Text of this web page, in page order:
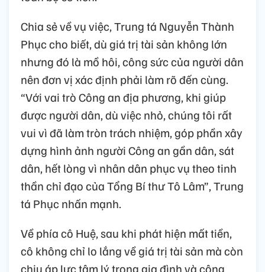
Chia sẻ về vụ việc, Trung tá Nguyễn Thành
Phục cho biết, dù giá trị tài sản không lớn
nhưng đó là mồ hôi, công sức của người dân
nên đơn vị xác định phải làm rõ đến cùng.
“Với vai trò Công an địa phương, khi giúp
được người dân, dù việc nhỏ, chúng tôi rất
vui vì đã làm tròn trách nhiệm, góp phần xây
dựng hình ảnh người Công an gần dân, sát
dân, hết lòng vì nhân dân phục vụ theo tinh
thần chỉ đạo của Tổng Bí thư Tô Lâm”, Trung
tá Phục nhấn mạnh.
Về phía cô Huệ, sau khi phát hiện mất tiền,
cô không chỉ lo lắng về giá trị tài sản mà còn
chịu áp lực tâm lý trong gia đình và công